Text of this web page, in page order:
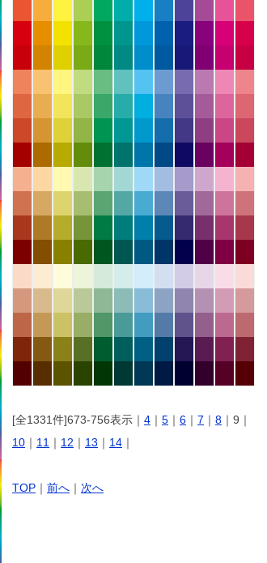
[全1331件]673-756表示｜ 4 ｜ 5 ｜ 6 ｜ 7 ｜ 8 ｜9｜
10 ｜ 11 ｜ 12 ｜ 13 ｜ 14 ｜
TOP ｜ 前へ ｜ 次へ